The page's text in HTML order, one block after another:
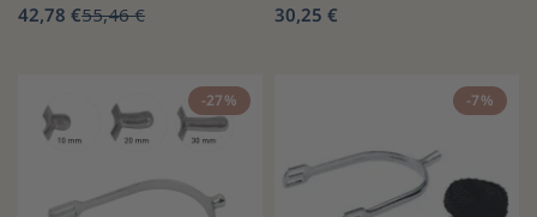
42,78 €55,46 € 30,25 €
-27% -7%